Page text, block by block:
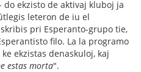
ekzisto de aktivaj kluboj ja
leteron de iu el
pri Esperanto-grupo tie,
filo. La la programo
ekzistas denaskuloj, kaj
estas morta".